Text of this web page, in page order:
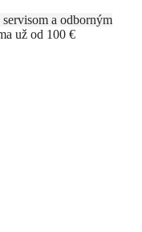
a odborným
už od 100 €